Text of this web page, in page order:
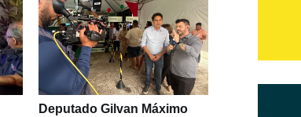
Deputado Gilvan Máximo